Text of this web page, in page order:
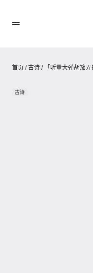
首页 /古诗 / 「听董大弹胡笳
古诗